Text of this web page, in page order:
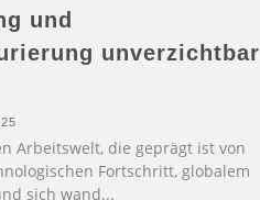
und
unverzichtbar
Arbeitswelt, die geprägt ist von
Fortschritt, globalem
sich wand...